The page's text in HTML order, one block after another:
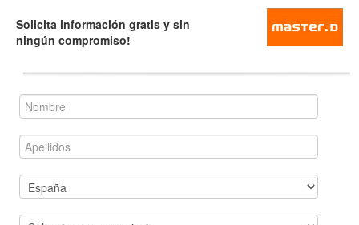
Solicita información gratis y sin
ningún compromiso!